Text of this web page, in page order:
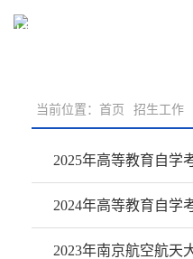
招生工作
当前位置： 首页 招生工作